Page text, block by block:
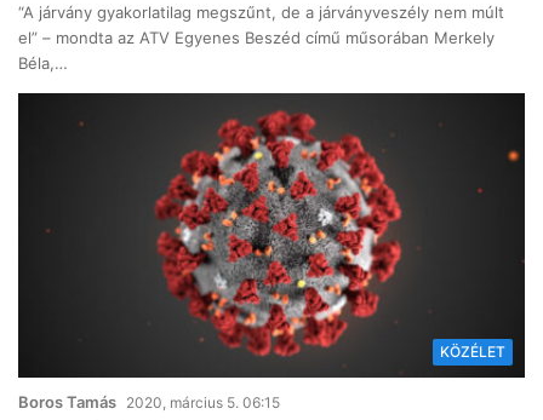
“A járvány gyakorlatilag megszűnt, de a járványveszély nem múlt
el” – mondta az ATV Egyenes Beszéd című műsorában Merkely
Béla,…
KÖZÉLET
Boros Tamás 2020, március 5. 06:15